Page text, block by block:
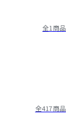
全1商品
全417商品